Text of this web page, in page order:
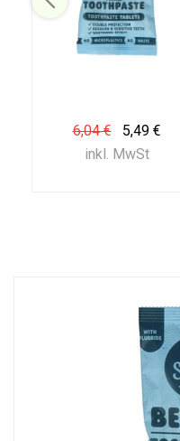
6,04 €
5,49 €
inkl. MwSt